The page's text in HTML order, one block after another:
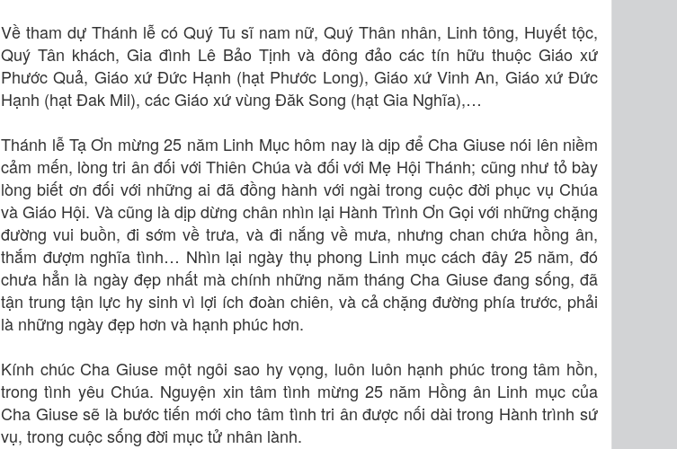
Về tham dự Thánh lễ có Quý Tu sĩ nam nữ, Quý Thân nhân, Linh tông, Huyết tộc,
Quý Tân khách, Gia đình Lê Bảo Tịnh và đông đảo các tín hữu thuộc Giáo xứ
Phước Quả, Giáo xứ Đức Hạnh (hạt Phước Long), Giáo xứ Vinh An, Giáo xứ Đức
Hạnh (hạt Đak Mil), các Giáo xứ vùng Đăk Song (hạt Gia Nghĩa),…
Thánh lễ Tạ Ơn mừng 25 năm Linh Mục hôm nay là dịp để Cha Giuse nói lên niềm
cảm mến, lòng tri ân đối với Thiên Chúa và đối với Mẹ Hội Thánh; cũng như tỏ bày
lòng biết ơn đối với những ai đã đồng hành với ngài trong cuộc đời phục vụ Chúa
và Giáo Hội. Và cũng là dịp dừng chân nhìn lại Hành Trình Ơn Gọi với những chặng
đường vui buồn, đi sớm về trưa, và đi nắng về mưa, nhưng chan chứa hồng ân,
thắm đượm nghĩa tình… Nhìn lại ngày thụ phong Linh mục cách đây 25 năm, đó
chưa hẳn là ngày đẹp nhất mà chính những năm tháng Cha Giuse đang sống, đã
tận trung tận lực hy sinh vì lợi ích đoàn chiên, và cả chặng đường phía trước, phải
là những ngày đẹp hơn và hạnh phúc hơn.
Kính chúc Cha Giuse một ngôi sao hy vọng, luôn luôn hạnh phúc trong tâm hồn,
trong tình yêu Chúa. Nguyện xin tâm tình mừng 25 năm Hồng ân Linh mục của
Cha Giuse sẽ là bước tiến mới cho tâm tình tri ân được nối dài trong Hành trình sứ
vụ, trong cuộc sống đời mục tử nhân lành.